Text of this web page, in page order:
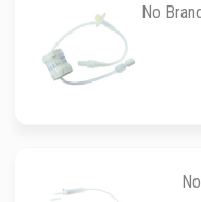
No